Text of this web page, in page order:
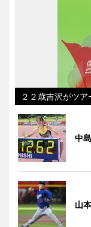
２２歳吉沢がツ
中
山